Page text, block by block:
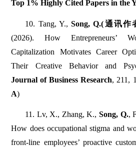
Top 1% Highly Cited Papers in the
10. Tang, Y.,Song, Q.(通讯作
(2026). How Entrepreneurs’
Capitalization Motivates Career
Their Creative Behavior and
Journal of Business Research, 211,
A)
11. Lv, X., Zhang, K., Song, Q.,
How does occupational stigma and
front-line employees’ proactive